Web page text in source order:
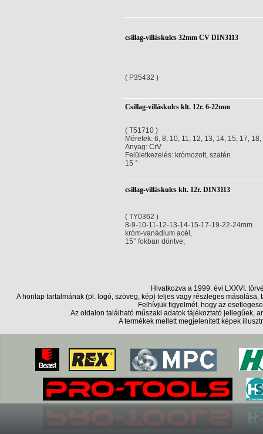
csillag-villáskulcs 32mm CV DIN3113
( P35432 )
Csillag-villáskulcs klt. 12r. 6-22mm
( T51710 )
Méretek: 6, 8, 10, 11, 12, 13, 14, 15, 17,
Anyag: CrV
Felületkezelés: krómozott, szatén
15 °
csillag-villáskulcs klt. 12r. DIN3113
( TY0362 )
8-9-10-11-12-13-14-15-17-19-22-24mm
króm-vanádium acél,
15° fokban döntve,
Hivatkozva a 1999. évi LXXVI.
A honlap tartalmának (pl. logó, szöveg, kép) teljes vagy részleges
Felhívjuk figyelmét, hogy az
Az oldalon található műszaki adatok tájékoztató jellegűek,
A termékek mellett megjelenített képek